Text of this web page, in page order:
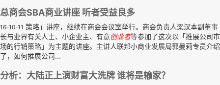
总商会SBA商业讲座 听者受益良多
16-10-11 策略」讲座，继续在商会会议室举行。商会负责人梁汉本副董事
长与业界有关人士、小企业主、有意创业者等参加了这次以「推展公司市
场的行销策略」为主题的讲座。主讲人联邦小商业发展局郭曼莉专员介绍
了，如何推展公司...
分析：大陆正上演财富大洗牌 谁将是输家？